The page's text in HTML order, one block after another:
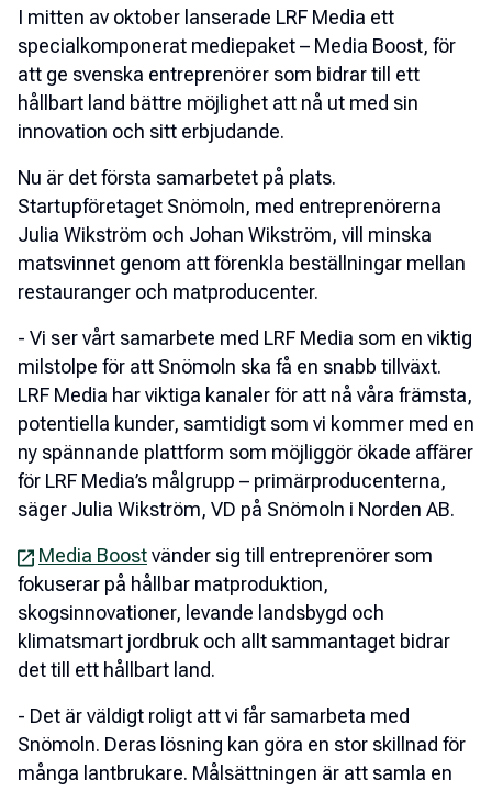
I mitten av oktober lanserade LRF Media ett
specialkomponerat mediepaket – Media Boost, för
att ge svenska entreprenörer som bidrar till ett
hållbart land bättre möjlighet att nå ut med sin
innovation och sitt erbjudande.
Nu är det första samarbetet på plats.
Startupföretaget Snömoln, med entreprenörerna
Julia Wikström och Johan Wikström, vill minska
matsvinnet genom att förenkla beställningar mellan
restauranger och matproducenter.
- Vi ser vårt samarbete med LRF Media som en viktig
milstolpe för att Snömoln ska få en snabb tillväxt.
LRF Media har viktiga kanaler för att nå våra främsta,
potentiella kunder, samtidigt som vi kommer med en
ny spännande plattform som möjliggör ökade affärer
för LRF Media’s målgrupp – primärproducenterna,
säger Julia Wikström, VD på Snömoln i Norden AB.
Media Boostvänder sig till entreprenörer som
fokuserar på hållbar matproduktion,
skogsinnovationer, levande landsbygd och
klimatsmart jordbruk och allt sammantaget bidrar
det till ett hållbart land.
- Det är väldigt roligt att vi får samarbeta med
Snömoln. Deras lösning kan göra en stor skillnad för
många lantbrukare. Målsättningen är att samla en